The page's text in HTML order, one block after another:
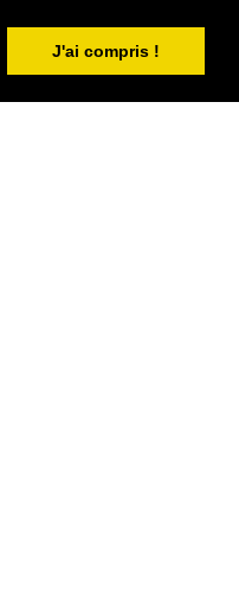
J'ai compris !